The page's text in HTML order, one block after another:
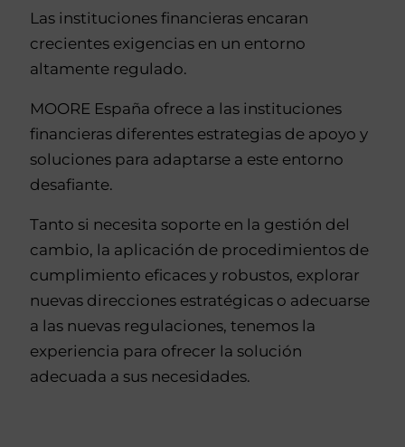
Las instituciones financieras encaran
crecientes exigencias en un entorno
altamente regulado.
MOORE España ofrece a las instituciones
financieras diferentes estrategias de apoyo y
soluciones para adaptarse a este entorno
desafiante.
Tanto si necesita soporte en la gestión del
cambio, la aplicación de procedimientos de
cumplimiento eficaces y robustos, explorar
nuevas direcciones estratégicas o adecuarse
a las nuevas regulaciones, tenemos la
experiencia para ofrecer la solución
adecuada a sus necesidades.